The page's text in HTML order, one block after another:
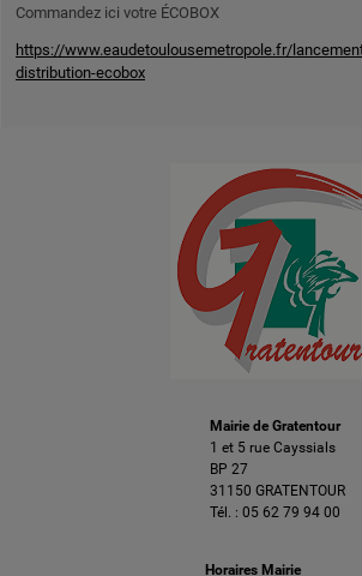
Commandez ici votre ÉCOBOX
https://www.eaudetoulousemetropole.fr/
distribution-ecobox
Mairie de Gratentour
1 et 5 rue Cayssials
BP 27
31150 GRATENTOUR
Tél. : 05 62 79 94 00
Horaires Mairie